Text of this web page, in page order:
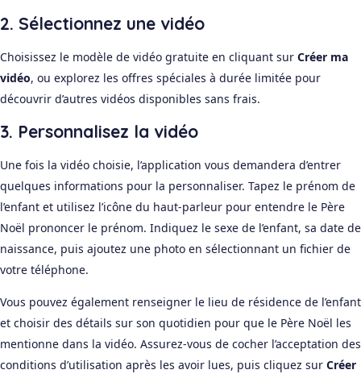
2. Sélectionnez une vidéo
Choisissez le modèle de vidéo gratuite en cliquant sur Créer ma
vidéo, ou explorez les offres spéciales à durée limitée pour
découvrir d’autres vidéos disponibles sans frais.
3. Personnalisez la vidéo
Une fois la vidéo choisie, l’application vous demandera d’entrer
quelques informations pour la personnaliser. Tapez le prénom de
l’enfant et utilisez l’icône du haut-parleur pour entendre le Père
Noël prononcer le prénom. Indiquez le sexe de l’enfant, sa date de
naissance, puis ajoutez une photo en sélectionnant un fichier de
votre téléphone.
Vous pouvez également renseigner le lieu de résidence de l’enfant
et choisir des détails sur son quotidien pour que le Père Noël les
mentionne dans la vidéo. Assurez-vous de cocher l’acceptation des
conditions d’utilisation après les avoir lues, puis cliquez sur Créer